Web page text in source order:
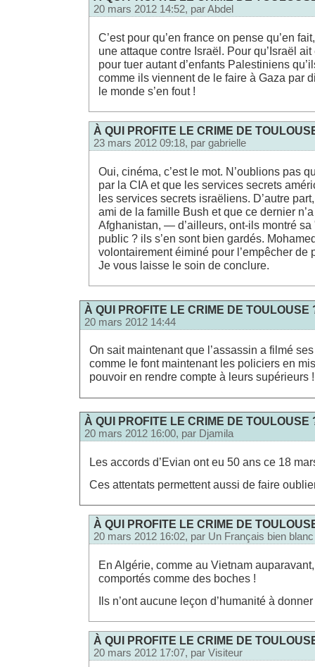
20 mars 2012 14:52, parAbdel
C’est pour qu’en france on pense qu’en
une attaque contre Israël. Pour qu’Israël
pour tuer autant d’enfants Palestiniens
comme ils viennent de le faire à Gaza par
le monde s’en fout !
À QUI PROFITE LE CRIME DE
23 mars 2012 09:18, par gabrielle
Oui, cinéma, c’est le mot. N’oublions pas
par la CIA et que les services secrets
les services secrets israëliens. D’autre
ami de la famille Bush et que ce dernier
Afghanistan, — d’ailleurs, ont-ils montré
public ? ils s’en sont bien gardés.
volontairement éiminé pour l’empêcher de
Je vous laisse le soin de conclure.
À QUI PROFITE LE CRIME DE TOULOUSE
20 mars 2012 14:44
On sait maintenant que l’assassin a filmé
comme le font maintenant les policiers en
pouvoir en rendre compte à leurs supérieurs !
À QUI PROFITE LE CRIME DE TOULOUSE
20 mars 2012 16:00, par Djamila
Les accords d’Evian ont eu 50 ans ce 18
Ces attentats permettent aussi de faire
À QUI PROFITE LE CRIME DE
20 mars 2012 16:02, par Un Français bien
En Algérie, comme au Vietnam
comportés comme des boches !
Ils n’ont aucune leçon d’humanité à
À QUI PROFITE LE CRIME DE
20 mars 2012 17:07, par Visiteur